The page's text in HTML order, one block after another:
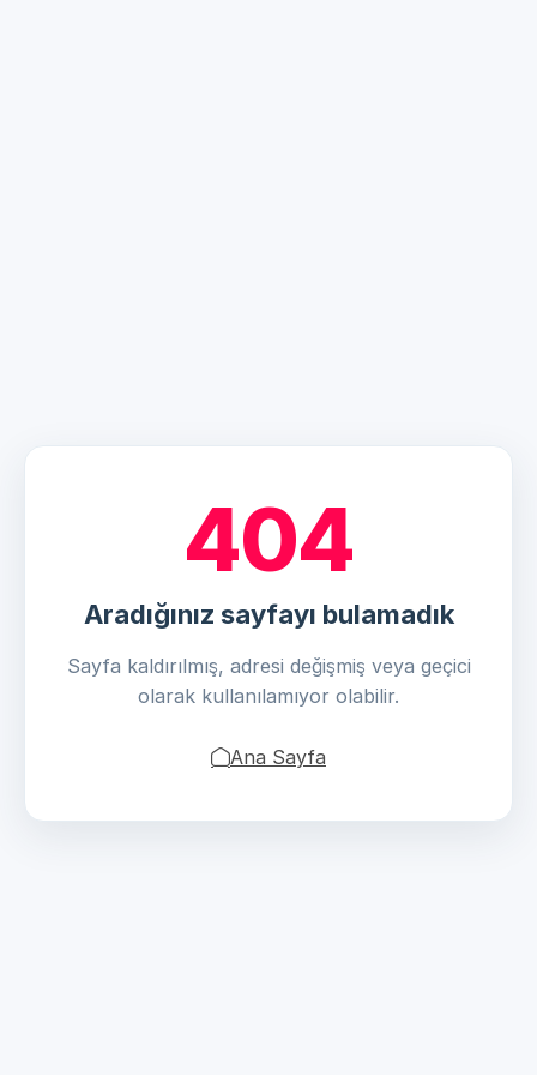
404
Aradığınız sayfayı bulamadık
Sayfa kaldırılmış, adresi değişmiş veya geçici
olarak kullanılamıyor olabilir.
Ana Sayfa